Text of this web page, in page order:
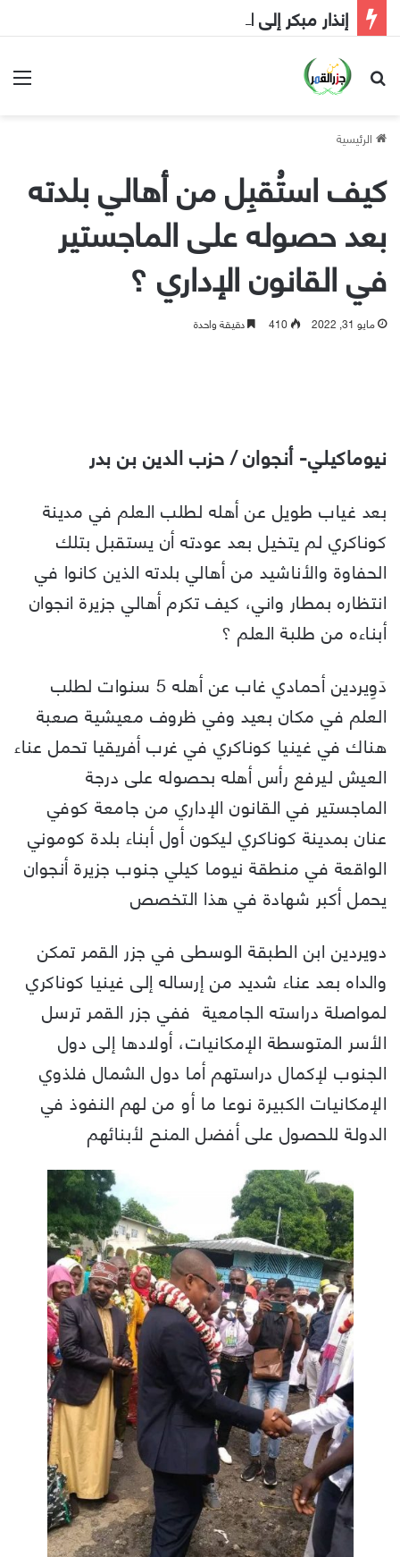
إنذار مبكر إلى الحكومة
بحث عن
الرئيسية
كيف استُقبِل من أهالي بلدته
بعد حصوله على الماجستير
في القانون الإداري ؟
مايو 31, 2022 410 دقيقة واحدة
نيوماكيلي- أنجوان / حزب الدين بن بدر
بعد غياب طويل عن أهله لطلب العلم في مدينة
كوناكري لم يتخيل بعد عودته أن يستقبل بتلك
الحفاوة والأناشيد من أهالي بلدته الذين كانوا في
انتظاره بمطار واني، كيف تكرم أهالي جزيرة انجوان
أبناءه من طلبة العلم ؟
دَوِيردين أحمادي غاب عن أهله 5 سنوات لطلب
العلم في مكان بعيد وفي ظروف معيشية صعبة
هناك في غينيا كوناكري في غرب أفريقيا تحمل عناء
العيش ليرفع رأس أهله بحصوله على درجة
الماجستير في القانون الإداري من جامعة كوفي
عنان بمدينة كوناكري ليكون أول أبناء بلدة كوموني
الواقعة في منطقة نيوما كيلي جنوب جزيرة أنجوان
يحمل أكبر شهادة في هذا التخصص
دويردين ابن الطبقة الوسطى في جزر القمر تمكن
والداه بعد عناء شديد من إرساله إلى غينيا كوناكري
لمواصلة دراسته الجامعية ففي جزر القمر ترسل
الأسر المتوسطة الإمكانيات، أولادها إلى دول
الجنوب لإكمال دراستهم أما دول الشمال فلذوي
الإمكانيات الكبيرة نوعا ما أو من لهم النفوذ في
الدولة للحصول على أفضل المنح لأبنائهم